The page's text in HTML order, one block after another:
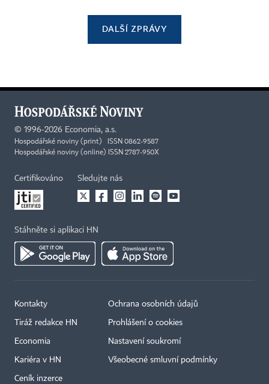
DALŠÍ ZPRÁVY
© 1996-2026 Economia, a.s.
Hospodářské noviny (print) ISSN 0862-9587
Hospodářské noviny (online) ISSN 2787-950X
Certifikováno Sledujte nás
Stáhněte si aplikaci HN
Kontakty
Tiráž redakce HN
Economia
Kariéra v HN
Ceník inzerce
Ochrana osobních údajů
Prohlášení o cookies
Nastavení soukromí
Všeobecné smluvní podmínky